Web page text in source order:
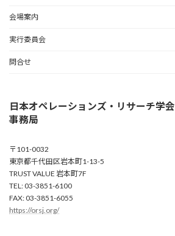
会場案内
実行委員会
問合せ
日本オペレーションズ・リサーチ学会
事務局
〒101-0032
東京都千代田区岩本町1-13-5
TRUST VALUE 岩本町7F
TEL: 03-3851-6100
FAX: 03-3851-6055
https://orsj.org/